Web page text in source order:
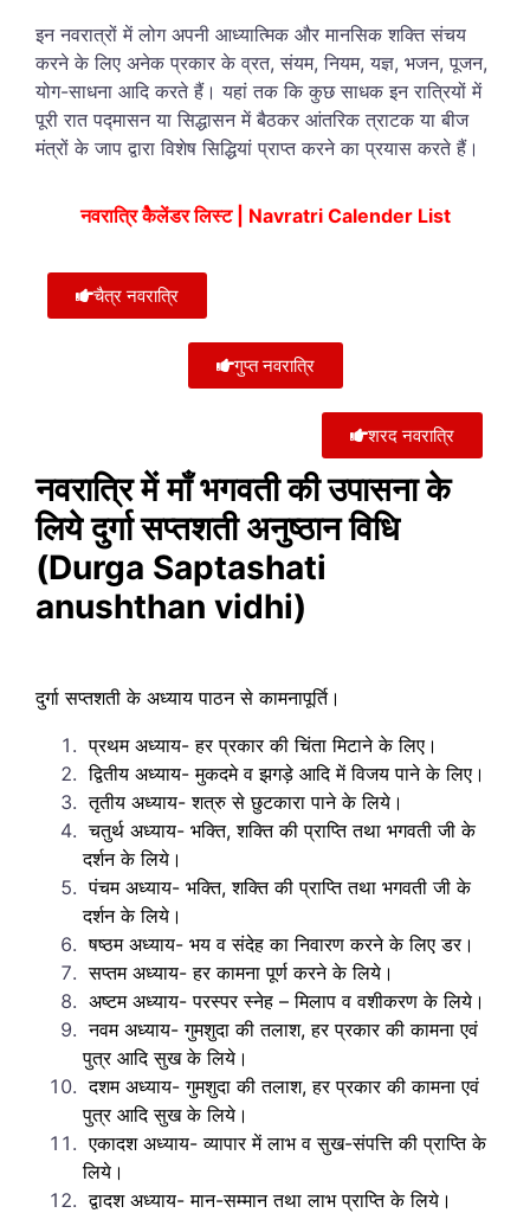
इन नवरात्रों में लोग अपनी आध्यात्मिक और मानसिक शक्ति संचय
करने के लिए अनेक प्रकार के व्रत, संयम, नियम, यज्ञ, भजन, पूजन,
योग-साधना आदि करते हैं। यहां तक कि कुछ साधक इन रात्रियों में
पूरी रात पद्मासन या सिद्धासन में बैठकर आंतरिक त्राटक या बीज
मंत्रों के जाप द्वारा विशेष सिद्धियां प्राप्त करने का प्रयास करते हैं।
नवरात्रि कैेलेंडर लिस्ट | Navratri Calender List
चैत्र नवरात्रि
गुप्त नवरात्रि
शरद नवरात्रि
नवरात्रि में माँ भगवती की उपासना के
लिये दुर्गा सप्तशती अनुष्ठान विधि
(Durga Saptashati
anushthan vidhi)
दुर्गा सप्तशती के अध्याय पाठन से कामनापूर्ति।
प्रथम अध्याय- हर प्रकार की चिंता मिटाने के लिए।
द्वितीय अध्याय- मुकदमे व झगड़े आदि में विजय पाने के लिए।
तृतीय अध्याय- शत्रु से छुटकारा पाने के लिये।
चतुर्थ अध्याय- भक्ति, शक्ति की प्राप्ति तथा भगवती जी के
दर्शन के लिये।
पंचम अध्याय- भक्ति, शक्ति की प्राप्ति तथा भगवती जी के
दर्शन के लिये।
षष्ठम अध्याय- भय व संदेह का निवारण करने के लिए डर।
सप्तम अध्याय- हर कामना पूर्ण करने के लिये।
अष्टम अध्याय- परस्पर स्नेह – मिलाप व वशीकरण के लिये।
नवम अध्याय- गुमशुदा की तलाश, हर प्रकार की कामना एवं
पुत्र आदि सुख के लिये।
दशम अध्याय- गुमशुदा की तलाश, हर प्रकार की कामना एवं
पुत्र आदि सुख के लिये।
एकादश अध्याय- व्यापार में लाभ व सुख-संपत्ति की प्राप्ति के
लिये।
द्वादश अध्याय- मान-सम्मान तथा लाभ प्राप्ति के लिये।